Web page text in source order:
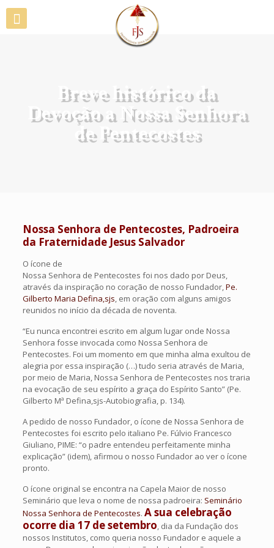
Breve histórico da
Devoção a Nossa Senhora
de Pentecostes
Nossa Senhora de Pentecostes, Padroeira
da Fraternidade Jesus Salvador
O ícone de
Nossa Senhora de Pentecostes foi nos dado por Deus,
através da inspiração no coração de nosso Fundador,Pe.
Gilberto Maria Defina,sjs, em oração com alguns amigos
reunidos no início da década de noventa.
“Eu nunca encontrei escrito em algum lugar onde Nossa
Senhora fosse invocada como Nossa Senhora de
Pentecostes. Foi um momento em que minha alma exultou de
alegria por essa inspiração (…) tudo seria através de Maria,
por meio de Maria, Nossa Senhora de Pentecostes nos traria
na evocação de seu espírito a graça do Espírito Santo” (Pe.
Gilberto Mª Defina,sjs-Autobiografia, p. 134).
A pedido de nosso Fundador, o ícone de Nossa Senhora de
Pentecostes foi escrito pelo italiano Pe. Fúlvio Francesco
Giuliano, PIME: “o padre entendeu perfeitamente minha
explicação” (idem), afirmou o nosso Fundador ao ver o ícone
pronto.
O ícone original se encontra na Capela Maior de nosso
Seminário que leva o nome de nossa padroeira: Seminário
Nossa Senhora de Pentecostes. A sua celebração
ocorre dia 17 de setembro, dia da Fundação dos
nossos Institutos, como queria nosso Fundador e aquele a